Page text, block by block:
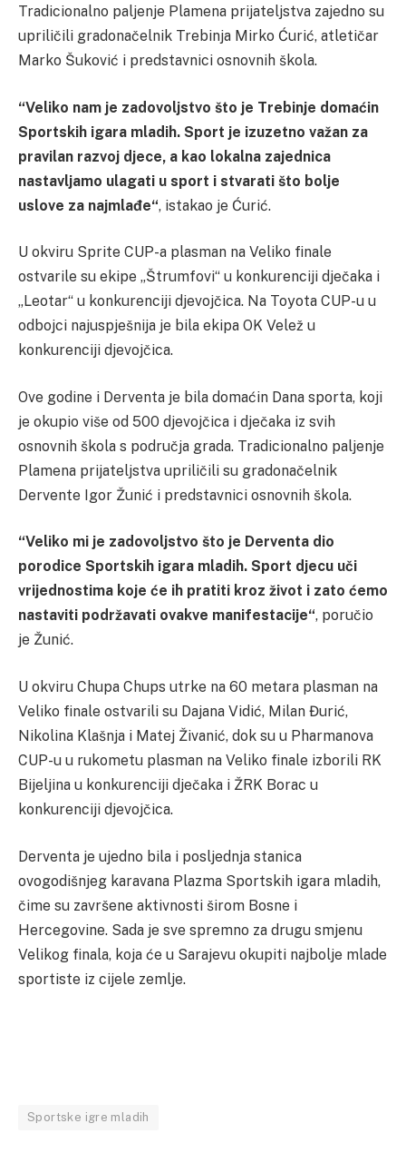
Tradicionalno paljenje Plamena prijateljstva zajedno su
upriličili gradonačelnik Trebinja Mirko Ćurić, atletičar
Marko Šuković i predstavnici osnovnih škola.
“Veliko nam je zadovoljstvo što je Trebinje domaćin
Sportskih igara mladih. Sport je izuzetno važan za
pravilan razvoj djece, a kao lokalna zajednica
nastavljamo ulagati u sport i stvarati što bolje
uslove za najmlađe“, istakao je Ćurić.
U okviru Sprite CUP-a plasman na Veliko finale
ostvarile su ekipe „Štrumfovi“ u konkurenciji dječaka i
„Leotar“ u konkurenciji djevojčica. Na Toyota CUP-u u
odbojci najuspješnija je bila ekipa OK Velež u
konkurenciji djevojčica.
Ove godine i Derventa je bila domaćin Dana sporta, koji
je okupio više od 500 djevojčica i dječaka iz svih
osnovnih škola s područja grada. Tradicionalno paljenje
Plamena prijateljstva upriličili su gradonačelnik
Dervente Igor Žunić i predstavnici osnovnih škola.
“Veliko mi je zadovoljstvo što je Derventa dio
porodice Sportskih igara mladih. Sport djecu uči
vrijednostima koje će ih pratiti kroz život i zato ćemo
nastaviti podržavati ovakve manifestacije“, poručio
je Žunić.
U okviru Chupa Chups utrke na 60 metara plasman na
Veliko finale ostvarili su Dajana Vidić, Milan Đurić,
Nikolina Klašnja i Matej Živanić, dok su u Pharmanova
CUP-u u rukometu plasman na Veliko finale izborili RK
Bijeljina u konkurenciji dječaka i ŽRK Borac u
konkurenciji djevojčica.
Derventa je ujedno bila i posljednja stanica
ovogodišnjeg karavana Plazma Sportskih igara mladih,
čime su završene aktivnosti širom Bosne i
Hercegovine. Sada je sve spremno za drugu smjenu
Velikog finala, koja će u Sarajevu okupiti najbolje mlade
sportiste iz cijele zemlje.
Sportske igre mladih